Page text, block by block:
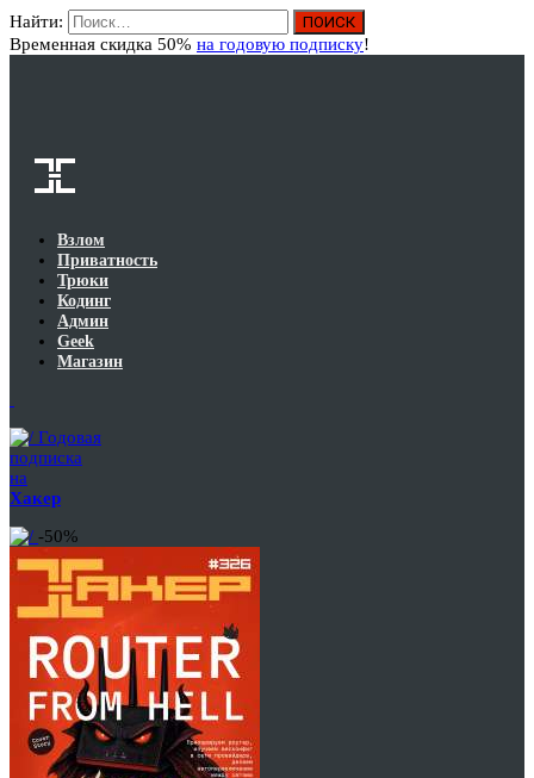
Найти:
Временная скидка 50% на годовую подписку!
Взлом
Приватность
Трюки
Кодинг
Админ
Geek
Магазин
Годовая
подписка
на
Хакер
-50%